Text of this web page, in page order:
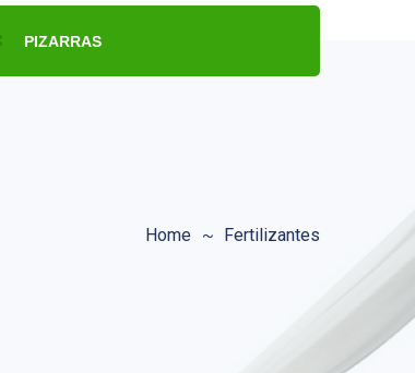
PIZARRAS
Home Fertilizantes